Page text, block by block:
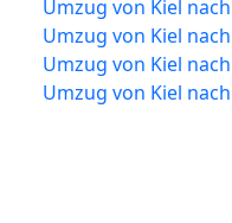
Umzug von Kiel
Umzug von Kiel
Umzug von Kiel
Umzug von Kiel